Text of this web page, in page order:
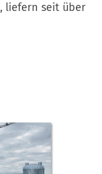
, liefern seit über